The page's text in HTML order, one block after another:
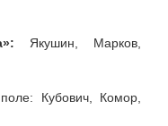
Якушин, Марков,
Кубович, Комор,